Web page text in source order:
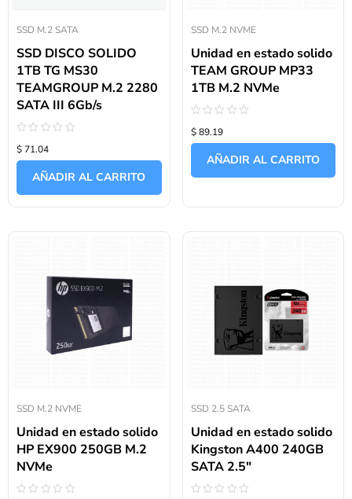
SSD M.2 SATA
SSD DISCO SOLIDO
1TB TG MS30
TEAMGROUP M.2 2280
SATA III 6Gb/s
con
0
$ 71.04
AÑADIR AL CARRITO
SSD M.2 NVME
Unidad en estado solido
TEAM GROUP MP33
1TB M.2 NVMe
con
0
$ 89.19
AÑADIR AL CARRITO
SSD M.2 NVME
Unidad en estado solido
HP EX900 250GB M.2
NVMe
SSD 2.5 SATA
Unidad en estado solido
Kingston A400 240GB
SATA 2.5″